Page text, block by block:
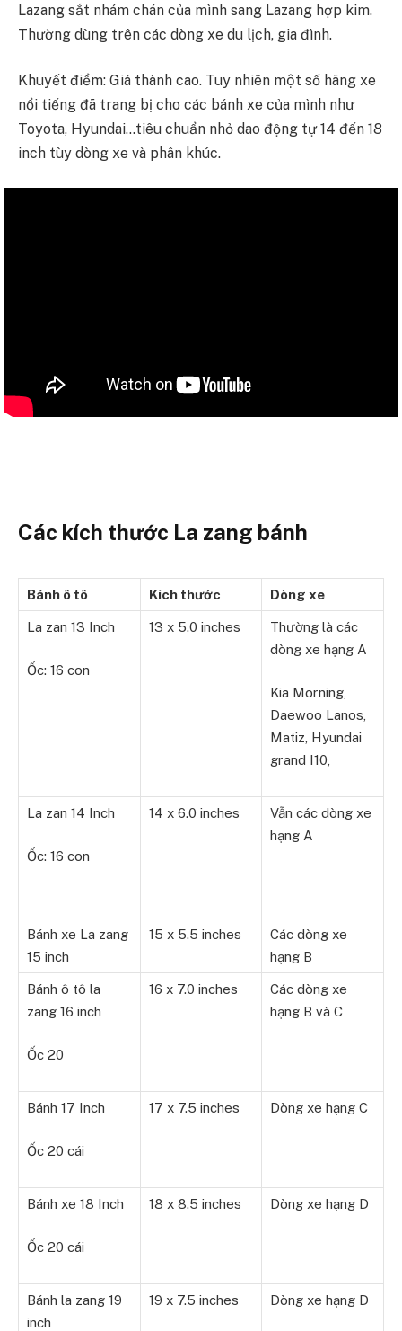
Lazang sắt nhám chán của mình sang Lazang hợp kim.
Thường dùng trên các dòng xe du lịch, gia đình.
Khuyết điểm: Giá thành cao. Tuy nhiên một số hãng xe
nổi tiếng đã trang bị cho các bánh xe của mình như
Toyota, Hyundai…tiêu chuẩn nhỏ dao động tự 14 đến 18
inch tùy dòng xe và phân khúc.
Các kích thước La zang bánh
Bánh ô tô Kích thước Dòng xe
La zan 13 Inch
Ốc: 16 con
13 x 5.0 inches
Thường là các
dòng xe hạng A
Kia Morning,
Daewoo Lanos,
Matiz, Hyundai
grand I10,
La zan 14 Inch
Ốc: 16 con
14 x 6.0 inches
Vẫn các dòng xe
hạng A
Bánh xe La zang
15 inch
15 x 5.5 inches
Các dòng xe
hạng B
Bánh ô tô la
zang 16 inch
Ốc 20
16 x 7.0 inches
Các dòng xe
hạng B và C
Bánh 17 Inch
Ốc 20 cái
17 x 7.5 inches Dòng xe hạng C
Bánh xe 18 Inch
Ốc 20 cái
18 x 8.5 inches Dòng xe hạng D
Bánh la zang 19
inch
19 x 7.5 inches Dòng xe hạng D